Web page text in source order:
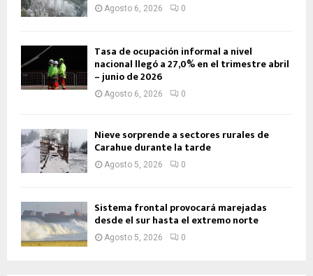
Agosto 6, 2026 0
Tasa de ocupación informal a nivel
nacional llegó a 27,0% en el trimestre abril
– junio de 2026
Agosto 6, 2026 0
Nieve sorprende a sectores rurales de
Carahue durante la tarde
Agosto 5, 2026 0
Sistema frontal provocará marejadas
desde el sur hasta el extremo norte
Agosto 5, 2026 0